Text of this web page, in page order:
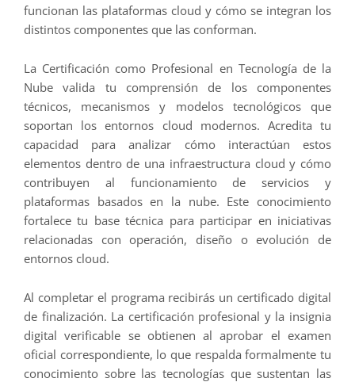
funcionan las plataformas cloud y cómo se integran los
distintos componentes que las conforman.
La Certificación como Profesional en Tecnología de la
Nube valida tu comprensión de los componentes
técnicos, mecanismos y modelos tecnológicos que
soportan los entornos cloud modernos. Acredita tu
capacidad para analizar cómo interactúan estos
elementos dentro de una infraestructura cloud y cómo
contribuyen al funcionamiento de servicios y
plataformas basados en la nube. Este conocimiento
fortalece tu base técnica para participar en iniciativas
relacionadas con operación, diseño o evolución de
entornos cloud.
Al completar el programa recibirás un certificado digital
de finalización. La certificación profesional y la insignia
digital verificable se obtienen al aprobar el examen
oficial correspondiente, lo que respalda formalmente tu
conocimiento sobre las tecnologías que sustentan las